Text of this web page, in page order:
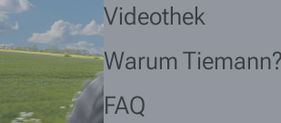
Videothek
Warum
FAQ